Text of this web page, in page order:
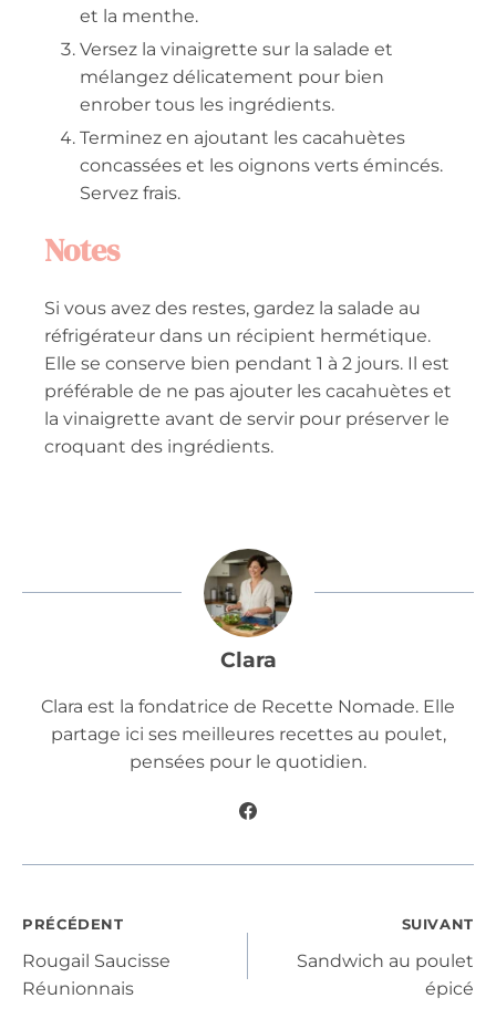
et la menthe.
Versez la vinaigrette sur la salade et
mélangez délicatement pour bien
enrober tous les ingrédients.
Terminez en ajoutant les cacahuètes
concassées et les oignons verts émincés.
Servez frais.
Notes
Si vous avez des restes, gardez la salade au
réfrigérateur dans un récipient hermétique.
Elle se conserve bien pendant 1 à 2 jours. Il est
préférable de ne pas ajouter les cacahuètes et
la vinaigrette avant de servir pour préserver le
croquant des ingrédients.
Clara
Clara est la fondatrice de Recette Nomade. Elle
partage ici ses meilleures recettes au poulet,
pensées pour le quotidien.
Navigation
de
PRÉCÉDENT
Rougail Saucisse
Réunionnais
SUIVANT
Sandwich au poulet
épicé